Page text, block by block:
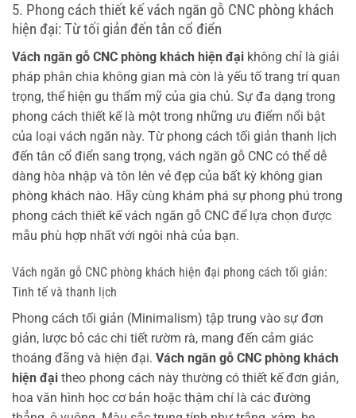
5. Phong cách thiết kế vách ngăn gỗ CNC phòng khách
hiện đại: Từ tối giản đến tân cổ điển
Vách ngăn gỗ CNC phòng khách hiện đại không chỉ là giải
pháp phân chia không gian mà còn là yếu tố trang trí quan
trọng, thể hiện gu thẩm mỹ của gia chủ. Sự đa dạng trong
phong cách thiết kế là một trong những ưu điểm nổi bật
của loại vách ngăn này. Từ phong cách tối giản thanh lịch
đến tân cổ điển sang trọng, vách ngăn gỗ CNC có thể dễ
dàng hòa nhập và tôn lên vẻ đẹp của bất kỳ không gian
phòng khách nào. Hãy cùng khám phá sự phong phú trong
phong cách thiết kế vách ngăn gỗ CNC để lựa chọn được
mẫu phù hợp nhất với ngôi nhà của bạn.
Vách ngăn gỗ CNC phòng khách hiện đại phong cách tối giản:
Tinh tế và thanh lịch
Phong cách tối giản (Minimalism) tập trung vào sự đơn
giản, lược bỏ các chi tiết rườm rà, mang đến cảm giác
thoáng đãng và hiện đại. Vách ngăn gỗ CNC phòng khách
hiện đại theo phong cách này thường có thiết kế đơn giản,
hoa văn hình học cơ bản hoặc thậm chí là các đường